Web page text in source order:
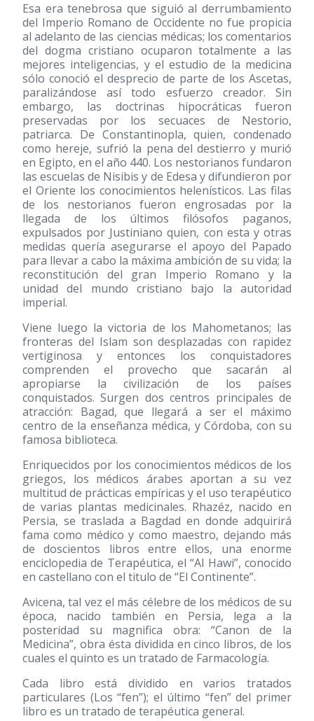
Esa era tenebrosa que siguió al derrumbamiento
del Imperio Romano de Occidente no fue propicia
al adelanto de las ciencias médicas; los comentarios
del dogma cristiano ocuparon totalmente a las
mejores inteligencias, y el estudio de la medicina
sólo conoció el desprecio de parte de los Ascetas,
paralizándose así todo esfuerzo creador. Sin
embargo, las doctrinas hipocráticas fueron
preservadas por los secuaces de Nestorio,
patriarca. De Constantinopla, quien, condenado
como hereje, sufrió la pena del destierro y murió
en Egipto, en el año 440. Los nestorianos fundaron
las escuelas de Nisibis y de Edesa y difundieron por
el Oriente los conocimientos helenísticos. Las filas
de los nestorianos fueron engrosadas por la
llegada de los últimos filósofos paganos,
expulsados por Justiniano quien, con esta y otras
medidas quería asegurarse el apoyo del Papado
para llevar a cabo la máxima ambición de su vida; la
reconstitución del gran Imperio Romano y la
unidad del mundo cristiano bajo la autoridad
imperial.
Viene luego la victoria de los Mahometanos; las
fronteras del Islam son desplazadas con rapidez
vertiginosa y entonces los conquistadores
comprenden el provecho que sacarán al
apropiarse la civilización de los países
conquistados. Surgen dos centros principales de
atracción: Bagad, que llegará a ser el máximo
centro de la enseñanza médica, y Córdoba, con su
famosa biblioteca.
Enriquecidos por los conocimientos médicos de los
griegos, los médicos árabes aportan a su vez
multitud de prácticas empíricas y el uso terapéutico
de varias plantas medicinales. Rhazéz, nacido en
Persia, se traslada a Bagdad en donde adquirirá
fama como médico y como maestro, dejando más
de doscientos libros entre ellos, una enorme
enciclopedia de Terapéutica, el “Al Hawi”, conocido
en castellano con el titulo de “El Continente”.
Avicena, tal vez el más célebre de los médicos de su
época, nacido también en Persia, lega a la
posteridad su magnifica obra: “Canon de la
Medicina”, obra ésta dividida en cinco libros, de los
cuales el quinto es un tratado de Farmacología.
Cada libro está dividido en varios tratados
particulares (Los “fen”); el último “fen” del primer
libro es un tratado de terapéutica general.